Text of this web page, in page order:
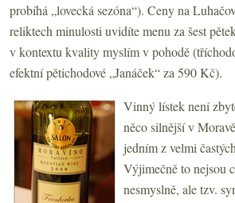
probíhá „lovecká sezóna“). Ceny na
reliktech minulosti uvidíte menu za šest
v kontextu kvality myslím v pohodě
efektní pětichodové „Janáček“ za 590 Kč).
Vinný lístek není
něco silnější v
jedním z velmi
Výjimečně to nejsou
nesmyslně, ale tzv.